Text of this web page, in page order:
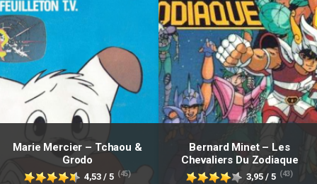
Marie Mercier – Tchaou &
Grodo
4,53 / 5 (45)
Bernard Minet – Les
Chevaliers Du Zodiaque
3,95 / 5 (43)